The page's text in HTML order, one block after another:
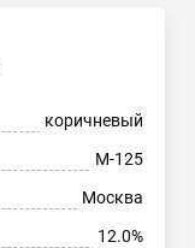
коричневый
М-125
Москва
12.0%